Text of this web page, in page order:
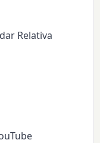
Relativa